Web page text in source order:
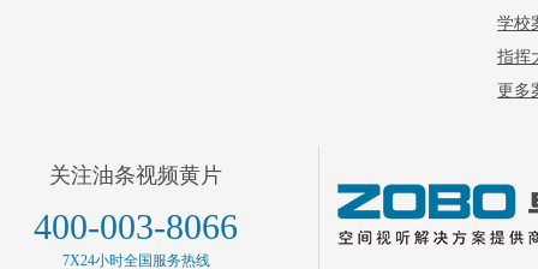
学校
指挥
更多
关注油条视频黄片
400-003-8066
7X24小时全国服务热线